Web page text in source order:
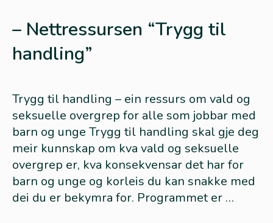
– Nettressursen “Trygg til
handling”
Trygg til handling – ein ressurs om vald og
seksuelle overgrep for alle som jobbar med
barn og unge Trygg til handling skal gje deg
meir kunnskap om kva vald og seksuelle
overgrep er, kva konsekvensar det har for
barn og unge og korleis du kan snakke med
dei du er bekymra for. Programmet er …